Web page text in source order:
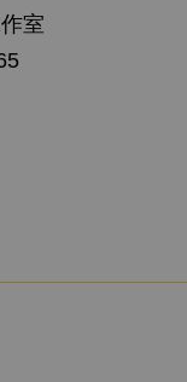
室